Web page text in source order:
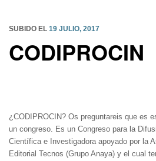
SUBIDO EL 19 JULIO, 2017
CODIPROCIN
¿CODIPROCIN? Os preguntareis que es
un congreso. Es un Congreso para la
Científica e Investigadora apoyado por la
Editorial Tecnos (Grupo Anaya) y el cual